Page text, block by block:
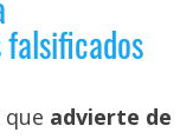
falsificados
advierte de